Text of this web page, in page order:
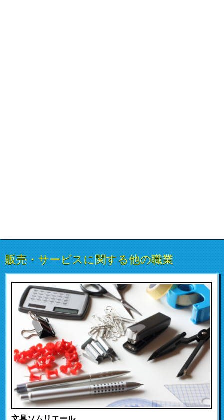
販売・サービスに関する他の職業